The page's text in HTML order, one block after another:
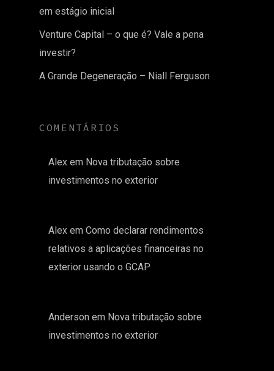
em estágio inicial
Venture Capital – o que é? Vale a pena
investir?
A Grande Degeneração – Niall Ferguson
COMENTÁRIOS
Alex em Nova tributação sobre
investimentos no exterior
Alex em Como declarar rendimentos
relativos a aplicações financeiras no
exterior usando o GCAP
Anderson em Nova tributação sobre
investimentos no exterior